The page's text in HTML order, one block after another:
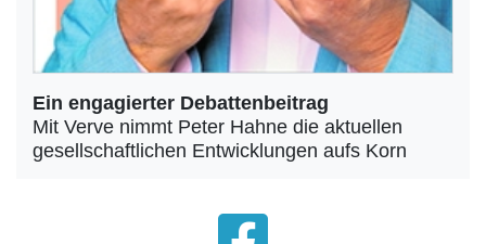
Ein engagierter Debattenbeitrag
Mit Verve nimmt Peter Hahne die aktuellen
gesellschaftlichen Entwicklungen aufs Korn